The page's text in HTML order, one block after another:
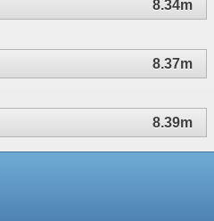
8.34m
8.37m
8.39m